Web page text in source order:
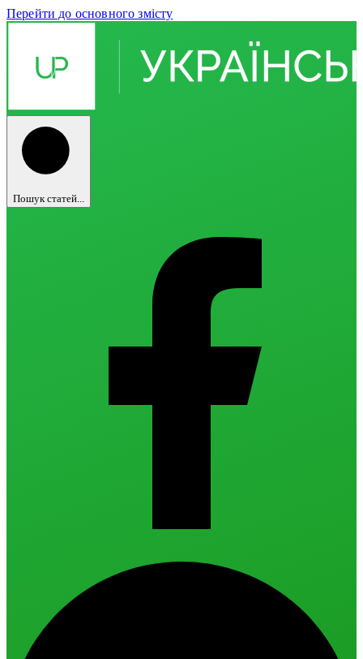
Перейти до основного змісту
Пошук статей...